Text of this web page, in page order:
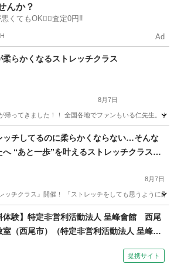
んか？
くてもOK🙆‍♀️査定0円‼️
Ad
柔らかくなるストレッチクラス
8月7日
帰ってきました！！ 全国各地でファンもいる仁先生。
その他 ストレッチ
ッチしてるのに柔らかくならない…そんな
ッチクラス開
8月7日
ッチクラス』開催！ 「ストレッチをしても思うように
駅 ヨガ ストレッチ
体験】特定非営利活動法人 呈峰會館 西尾
室（西尾市）（特定非営利活動法人 呈峰會
提携サイト